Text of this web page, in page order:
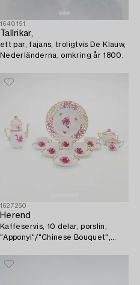
1640151
Tallrikar,
ett par, fajans, troligtvis De Klauw,
Nederländerna, omkring år 1800.
1627250
Herend
Kaffeservis, 10 delar, porslin,
"Apponyi"/"Chinese Bouquet",